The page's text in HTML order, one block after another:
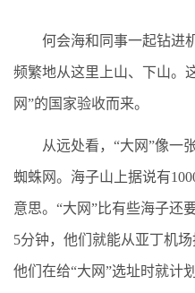
何会海和同事一起钻进机
频繁地从这里上山、下山。
网”的国家验收而来。
从远处看，“大网”像一张
蜘蛛网。海子山上据说有
意思。“大网”比有些海子还
5分钟，他们就能从亚丁机
他们在给“大网”选址时就计